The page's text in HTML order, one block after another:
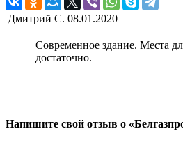
Дмитрий С. 08.01.2020
Современное здание. Места
достаточно.
Напишите свой отзыв о